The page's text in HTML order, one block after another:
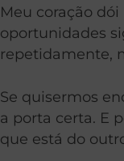
Meu coração
oportunidades
repetidamente,
Se quisermos
a porta certa. E
que está do